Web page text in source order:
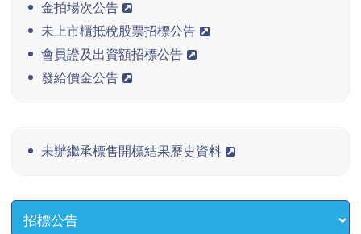
金拍場次公告
未上市櫃抵稅股票招標公告
會員證及出資額招標公告
發給價金公告
未辦繼承標售開標結果歷史資料